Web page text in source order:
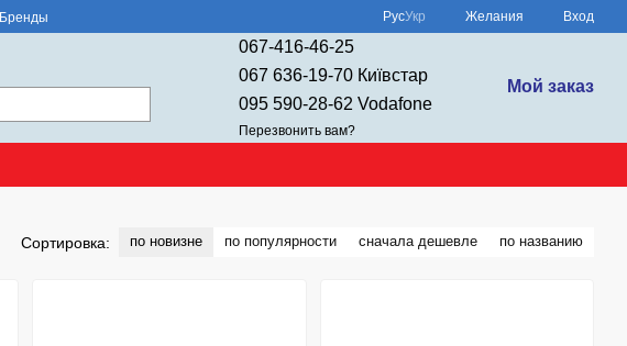
Бренды РусУкр Желания Вход
067-416-46-25
067 636-19-70 Київстар
095 590-28-62 Vodafone
Перезвонить вам?
Мой заказ
Сортировка: по новизне по популярности сначала дешевле по названию